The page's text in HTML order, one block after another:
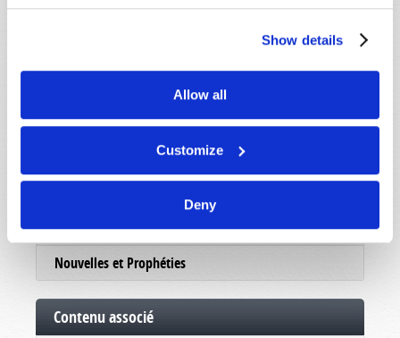
Show details
Allow all
Customize
Deny
Commentaire
Cours de Bible
Nouvelles et Prophéties
Contenu associé